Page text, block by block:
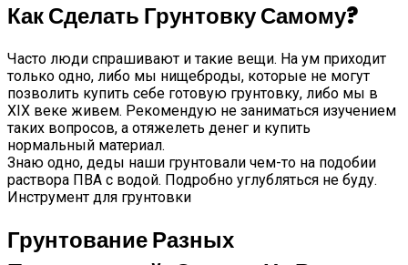
Как Сделать Грунтовку Самому?
Часто люди спрашивают и такие вещи. На ум приходит
только одно, либо мы нищеброды, которые не могут
позволить купить себе готовую грунтовку, либо мы в
XIX веке живем. Рекомендую не заниматься изучением
таких вопросов, а отяжелеть денег и купить
нормальный материал.
Знаю одно, деды наши грунтовали чем-то на подобии
раствора ПВА с водой. Подробно углубляться не буду.
Инструмент для грунтовки
Грунтование Разных